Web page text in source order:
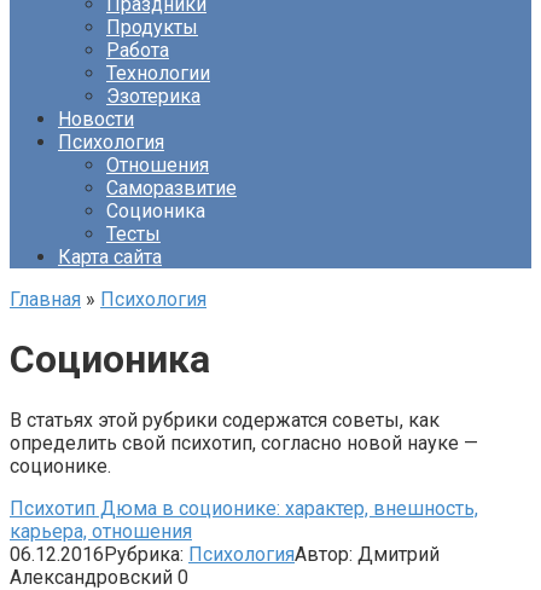
Продукты
Работа
Технологии
Эзотерика
Новости
Психология
Отношения
Саморазвитие
Соционика
Тесты
Карта сайта
Главная » Психология
Соционика
В статьях этой рубрики содержатся советы, как
определить свой психотип, согласно новой науке —
соционике.
Психотип Дюма в соционике: характер, внешность,
карьера, отношения
06.12.2016Рубрика: ПсихологияАвтор: Дмитрий
Александровский 0